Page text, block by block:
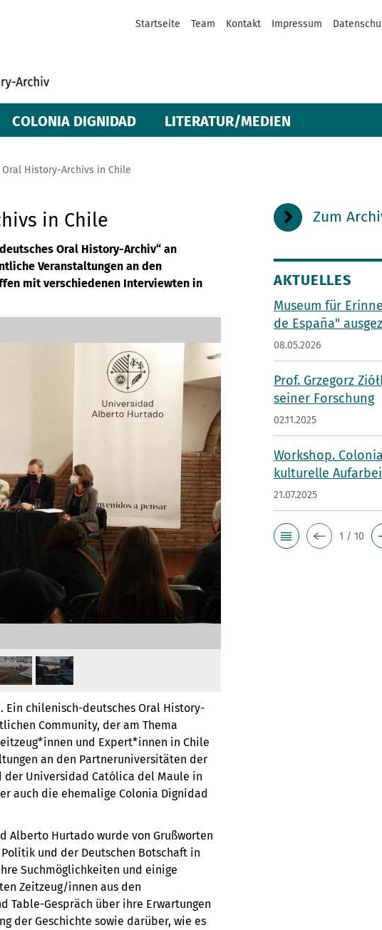
Startseite Team Kontakt Impressum
COLONIA DIGNIDAD LITERATUR/MEDIEN
History-Archivs in Chile
in Chile
Oral History-Archiv“ an
Veranstaltungen an den
mit verschiedenen Interviewten in
Ein chilenisch-deutsches Oral History-
Community, der am Thema
und Expert*innen in Chile
an den Partneruniversitäten der
der Universidad Católica del Maule in
auch die ehemalige Colonia Dignidad
Alberto Hurtado wurde von Grußworten
und der Deutschen Botschaft in
Suchmöglichkeiten und einige
Zeitzeug/innen aus den
Table-Gespräch über ihre Erwartungen
der Geschichte sowie darüber, wie es
Zum
AKTUELLES
Museum für
de España"
08.05.2026
Prof. Grzegorz
seiner Forschung
02.11.2025
Workshop.
kulturelle
21.07.2025
1 / 10